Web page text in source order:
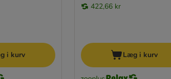
i kurv
422,66 kr
Læg i kurv